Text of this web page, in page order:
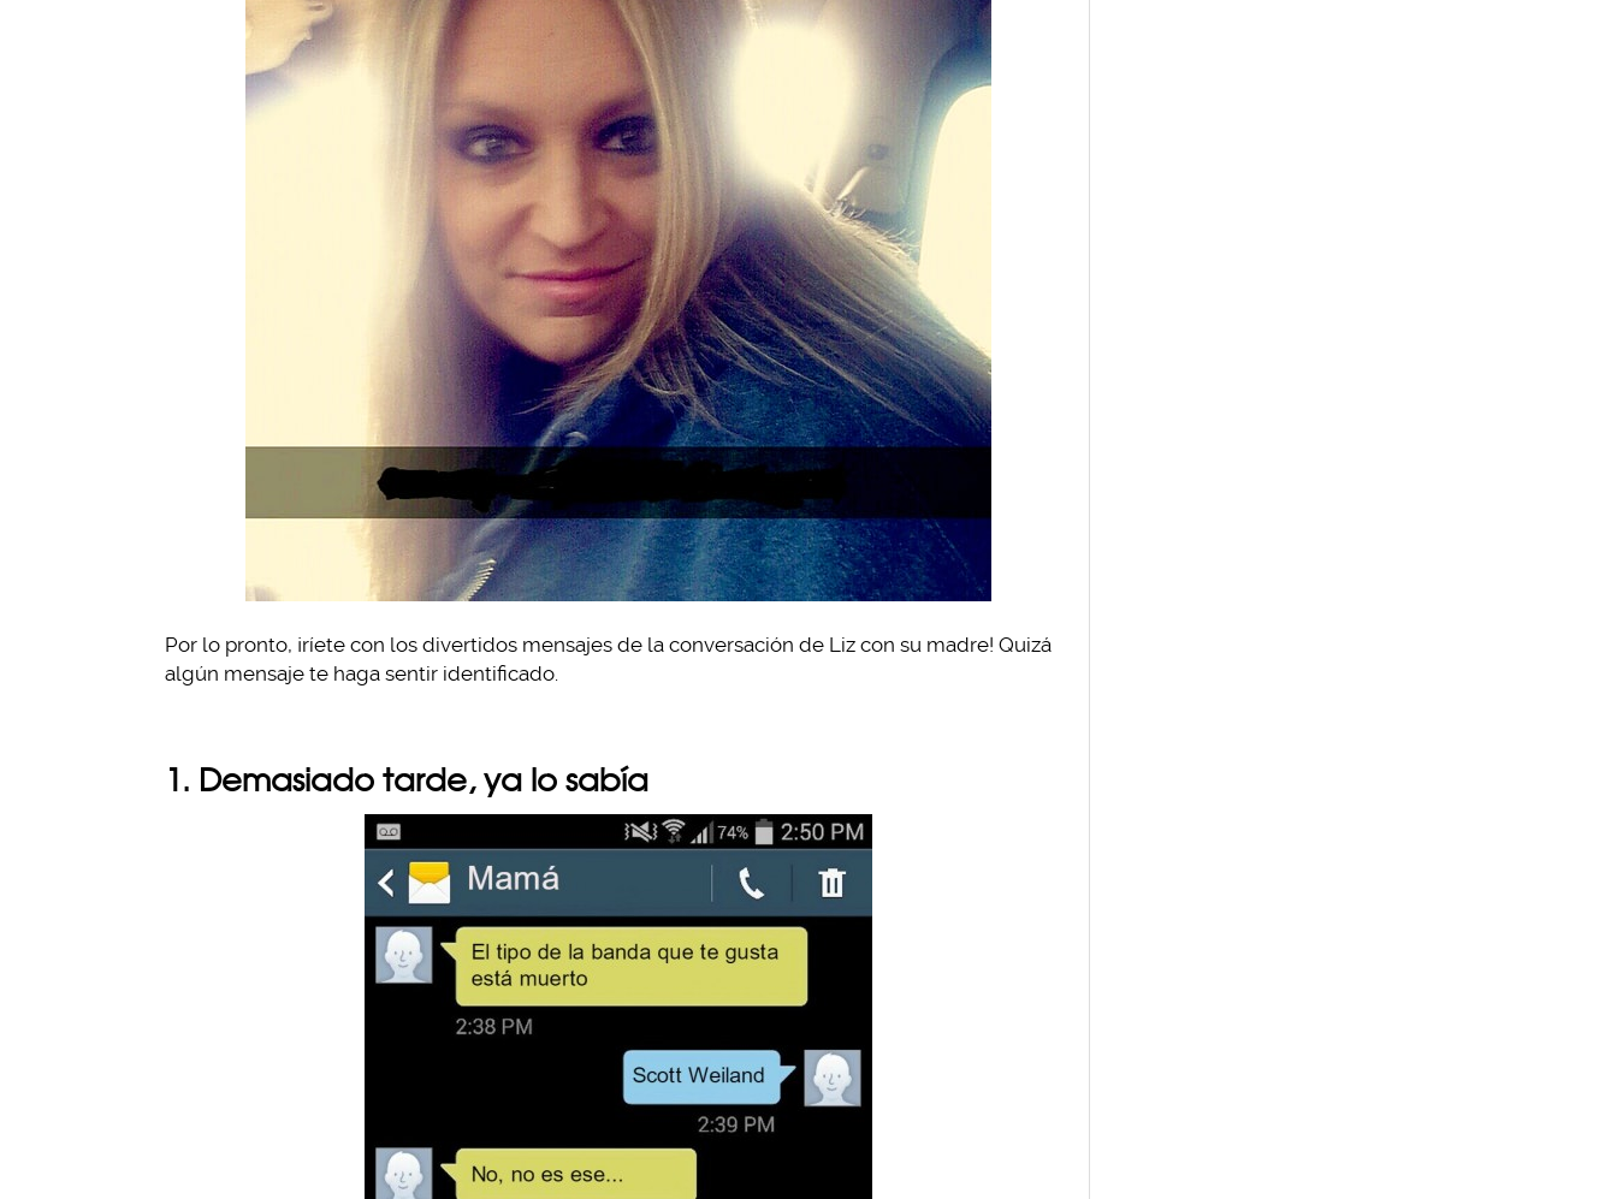
Por lo pronto, ¡ríete con los divertidos mensajes de la conversación de Liz con su madre! Quizá
algún mensaje te haga sentir identificado.
1. Demasiado tarde, ya lo sabía